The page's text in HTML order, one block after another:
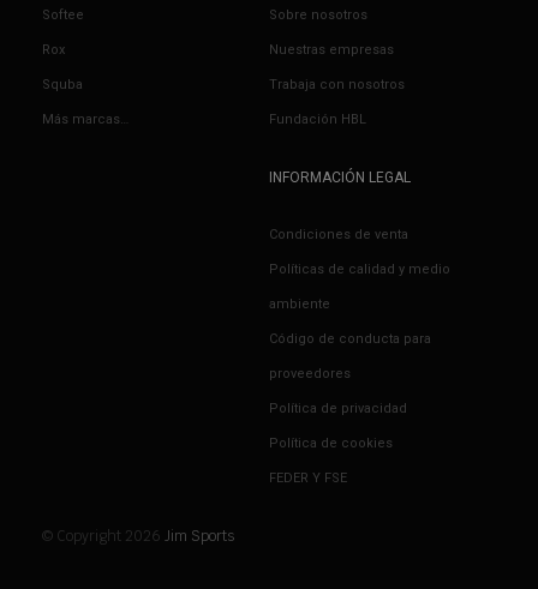
Softee
Rox
Squba
Más marcas…
Sobre nosotros
Nuestras empresas
Trabaja con nosotros
Fundación HBL
INFORMACIÓN LEGAL
Condiciones de venta
Políticas de calidad y medio
ambiente
Código de conducta para
proveedores
Política de privacidad
Política de cookies
FEDER Y FSE
© Copyright 2026 Jim Sports